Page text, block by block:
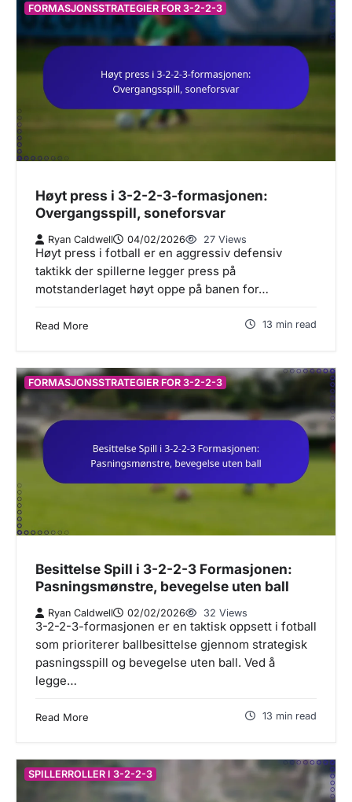
FORMASJONSSTRATEGIER FOR 3-2-2-3
Høyt press i 3-2-2-3-formasjonen:
Overgangsspill, soneforsvar
Ryan Caldwell 04/02/2026 27 Views
Høyt press i fotball er en aggressiv defensiv
taktikk der spillerne legger press på
motstanderlaget høyt oppe på banen for…
Read More 13 min read
FORMASJONSSTRATEGIER FOR 3-2-2-3
Besittelse Spill i 3-2-2-3 Formasjonen:
Pasningsmønstre, bevegelse uten ball
Ryan Caldwell 02/02/2026 32 Views
3-2-2-3-formasjonen er en taktisk oppsett i fotball
som prioriterer ballbesittelse gjennom strategisk
pasningsspill og bevegelse uten ball. Ved å
legge…
Read More 13 min read
SPILLERROLLER I 3-2-2-3